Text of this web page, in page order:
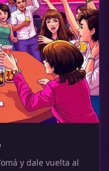
y dale vuelta al